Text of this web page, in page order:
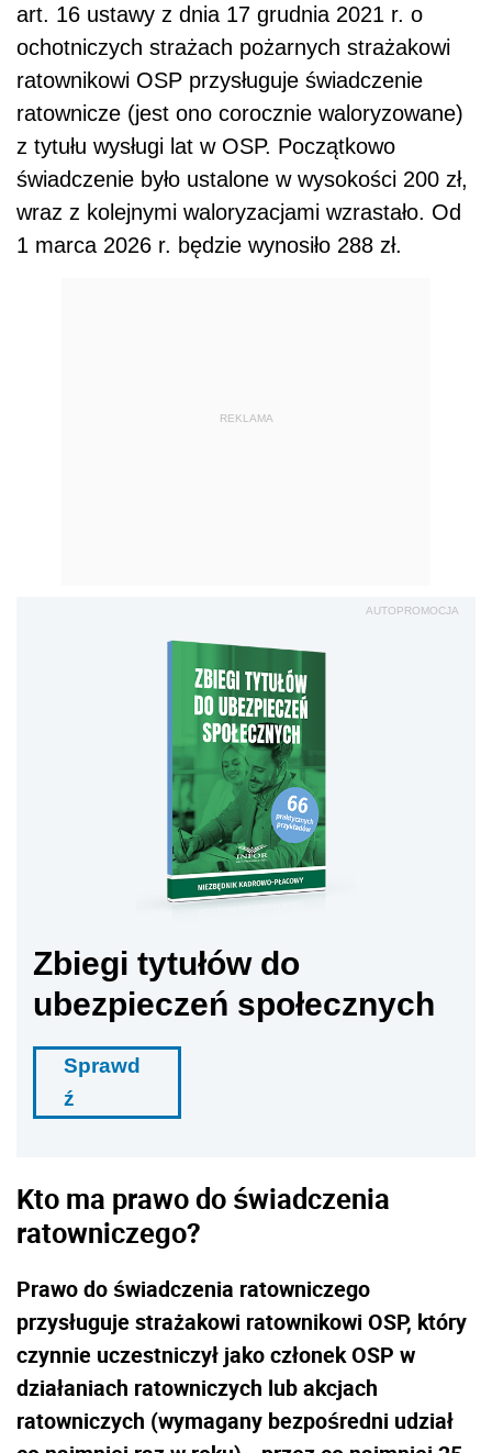
art. 16 ustawy z dnia 17 grudnia 2021 r. o
ochotniczych strażach pożarnych strażakowi
ratownikowi OSP przysługuje świadczenie
ratownicze (jest ono corocznie waloryzowane)
z tytułu wysługi lat w OSP. Początkowo
świadczenie było ustalone w wysokości 200 zł,
wraz z kolejnymi waloryzacjami wzrastało. Od
1 marca 2026 r. będzie wynosiło 288 zł.
REKLAMA
AUTOPROMOCJA
Zbiegi tytułów do
ubezpieczeń społecznych
Sprawd
ź
Kto ma prawo do świadczenia
ratowniczego?
Prawo do świadczenia ratowniczego
przysługuje strażakowi ratownikowi OSP, który
czynnie uczestniczył jako członek OSP w
działaniach ratowniczych lub akcjach
ratowniczych (wymagany bezpośredni udział